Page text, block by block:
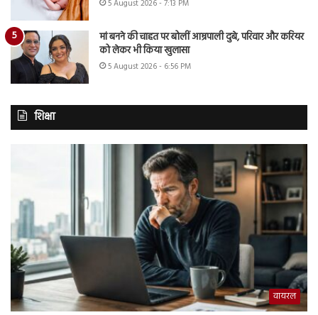
5 August 2026 - 7:13 PM
मां बनने की चाहत पर बोलीं आम्रपाली दुबे, परिवार और करियर
को लेकर भी किया खुलासा
5 August 2026 - 6:56 PM
शिक्षा
वायरल